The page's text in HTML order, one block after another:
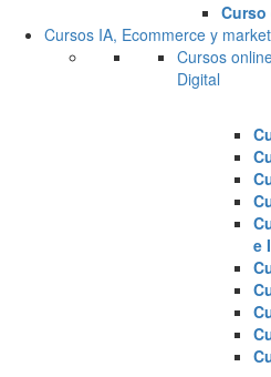
Curso
Cursos IA, Ecommerce y
Cursos
Digital
e